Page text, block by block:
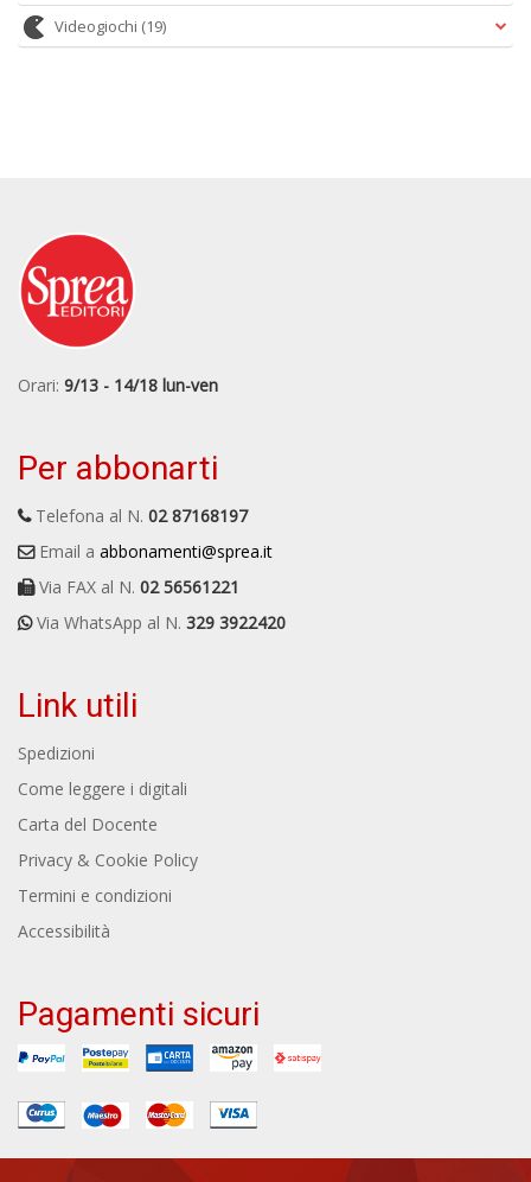
Videogiochi (19)
Orari: 9/13 - 14/18 lun-ven
Per abbonarti
Telefona al N. 02 87168197
Email a abbonamenti@sprea.it
Via FAX al N. 02 56561221
Via WhatsApp al N. 329 3922420
Link utili
Spedizioni
Come leggere i digitali
Carta del Docente
Privacy & Cookie Policy
Termini e condizioni
Accessibilità
Pagamenti sicuri